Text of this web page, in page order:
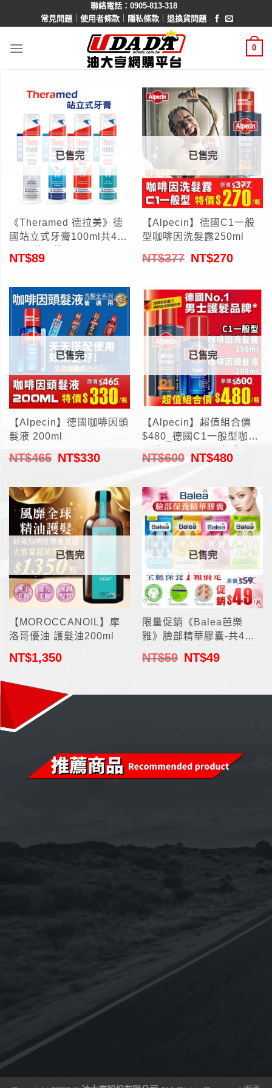
聯絡電話：0905-813-318
常見問題｜ 使用者條款｜ 隱私條款｜ 退換貨問題
0
已售完
《Theramed 德拉美》德
國站立式牙膏100ml共4款
可選(德國進口)
NT$89
已售完
【Alpecin】德國C1一般
型咖啡因洗髮露250ml
NT$377 NT$270
已售完
【Alpecin】德國咖啡因頭
髮液 200ml
NT$465 NT$330
已售完
【Alpecin】超值組合價
$480_德國C1一般型咖啡
因洗髮露250ml+咖啡因頭
髮液 200ml
NT$600 NT$480
已售完
【MOROCCANOIL】摩
洛哥優油 護髮油200ml
NT$1,350
已售完
限量促銷《Balea芭樂
雅》臉部精華膠囊-共4款
(德國第一品牌 DM原裝進
口)
NT$59 NT$49
《CPC台灣中油-國光牌》
超優E9 15w-40適用DPF
配備[柴油車用-CJ4-五期
NT$